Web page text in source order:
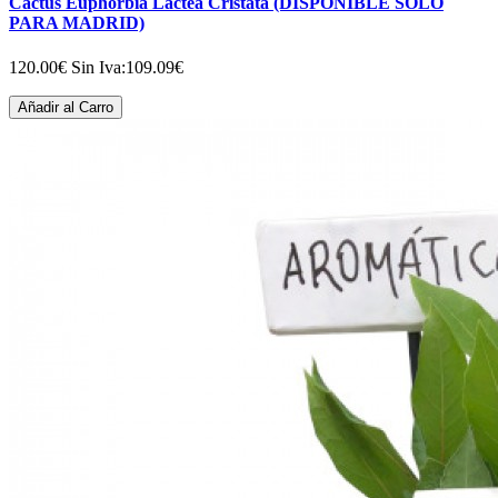
PARA MADRID)
120.00€ Sin Iva:109.09€
Añadir al Carro